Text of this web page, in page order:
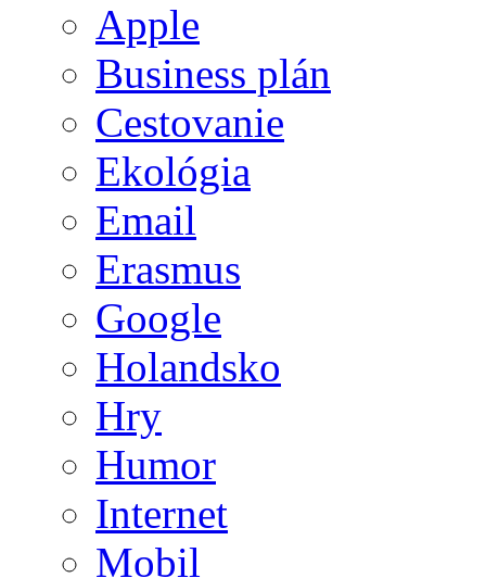
Apple
Business plán
Cestovanie
Ekológia
Email
Erasmus
Google
Holandsko
Hry
Humor
Internet
Mobil